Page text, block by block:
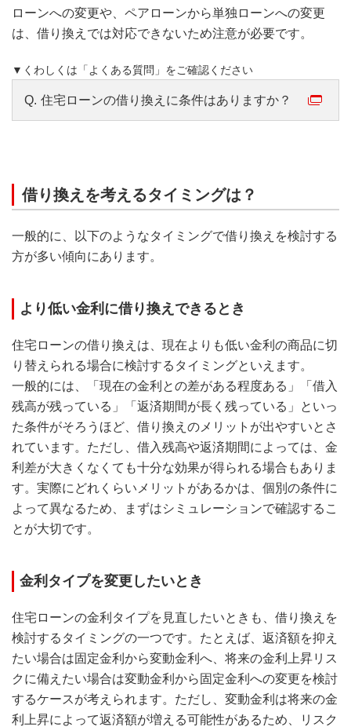
ローンへの変更や、ペアローンから単独ローンへの変更
は、借り換えでは対応できないため注意が必要です。
▼くわしくは「よくある質問」をご確認ください
Q. 住宅ローンの借り換えに条件はありますか？
借り換えを考えるタイミングは？
一般的に、以下のようなタイミングで借り換えを検討する
方が多い傾向にあります。
より低い金利に借り換えできるとき
住宅ローンの借り換えは、現在よりも低い金利の商品に切
り替えられる場合に検討するタイミングといえます。
一般的には、「現在の金利との差がある程度ある」「借入
残高が残っている」「返済期間が長く残っている」といっ
た条件がそろうほど、借り換えのメリットが出やすいとさ
れています。ただし、借入残高や返済期間によっては、金
利差が大きくなくても十分な効果が得られる場合もありま
す。実際にどれくらいメリットがあるかは、個別の条件に
よって異なるため、まずはシミュレーションで確認するこ
とが大切です。
金利タイプを変更したいとき
住宅ローンの金利タイプを見直したいときも、借り換えを
検討するタイミングの一つです。たとえば、返済額を抑え
たい場合は固定金利から変動金利へ、将来の金利上昇リス
クに備えたい場合は変動金利から固定金利への変更を検討
するケースが考えられます。ただし、変動金利は将来の金
利上昇によって返済額が増える可能性があるため、リスク